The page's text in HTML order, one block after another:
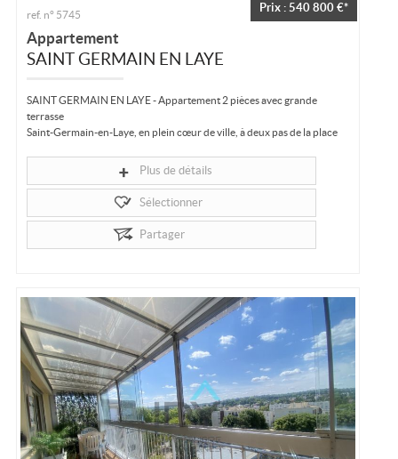
Prix : 540 800 €*
ref. n° 5745
Appartement
SAINT GERMAIN EN LAYE
SAINT GERMAIN EN LAYE - Appartement 2 pièces avec grande
terrasse
Saint-Germain-en-Laye, en plein cœur de ville, à deux pas de la place
Plus de détails
Sélectionner
Partager